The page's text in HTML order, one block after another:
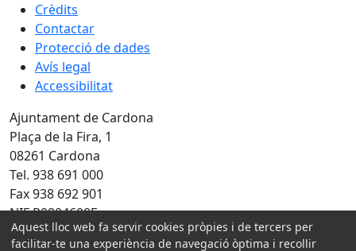
Crèdits
Contactar
Protecció de dades
Avís legal
Accessibilitat
Ajuntament de Cardona
Plaça de la Fira, 1
08261 Cardona
Tel. 938 691 000
Fax 938 692 901
NIF P0804600E
Amb la col·laboració de:
Aquest lloc web fa servir cookies pròpies i de tercers per
facilitar-te una experiència de navegació òptima i recollir